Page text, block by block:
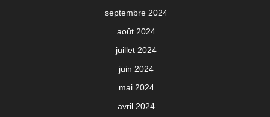
septembre 2024
août 2024
juillet 2024
juin 2024
mai 2024
avril 2024